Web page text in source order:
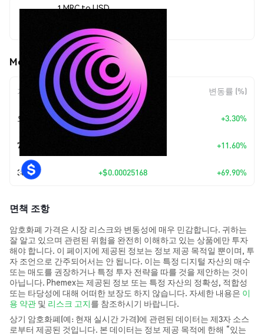
1 MRC to USD
$0.00061174
Moon Roll Coin (MRC) 가격 움직임
기간 변동 폭 변동률 (%)
오늘 +$0.00001954 +3.30%
7일 +11.60%
30일 +$0.00025168 +69.90%
면책 조항
암호화폐 가격은 시장 리스크와 변동성에 매우 민감합니다. 귀하는
잘 알고 있으며 관련된 위험을 완전히 이해하고 있는 상품에만 투자
해야 합니다. 이 페이지에 제공된 정보는 정보 제공 목적일 뿐이며, 투
자 조언으로 간주되어서는 안 됩니다. 이는 특정 디지털 자산의 매수
또는 매도를 권장하거나 특정 투자 전략을 따를 것을 제안하는 것이
아닙니다. Phemex는 제공된 정보 또는 특정 자산의 정확성, 적합성
또는 타당성에 대해 어떠한 보장도 하지 않습니다. 자세한 내용은 이
용 약관 및 리스크 고지를 참조하시기 바랍니다.
상기 암호화폐(예: 현재 실시간 가격)에 관련된 데이터는 제3자 소스
로부터 제공된 것입니다. 본 데이터는 정보 제공 목적에 한해 “있는